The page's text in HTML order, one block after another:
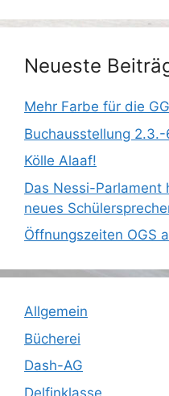
Neueste
Mehr Farbe für die
Buchausstellung
Kölle Alaaf!
Das Nessi-Parlament
neues
Öffnungszeiten OGS
Allgemein
Bücherei
Dash-AG
Delfinklasse